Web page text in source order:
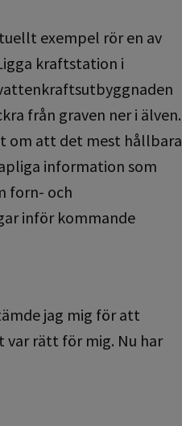
exempel rör en av
kraftstation i
från graven ner i älven.
om att det mest hållbara
information som
forn- och
inför kommande
jag mig för att
var rätt för mig. Nu har